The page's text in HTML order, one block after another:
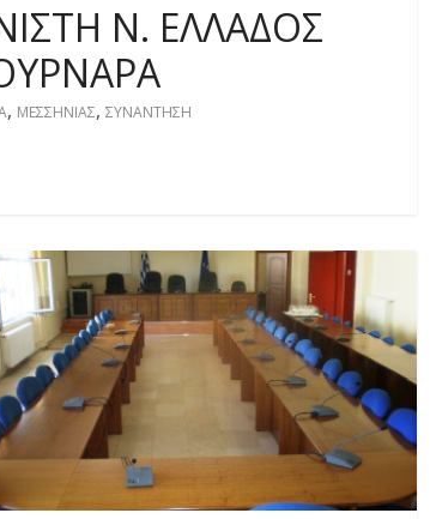
Ν. ΕΛΛΑΔΟΣ
, ΜΕΣΣΗΝΙΑΣ, ΣΥΝΑΝΤΗΣΗ